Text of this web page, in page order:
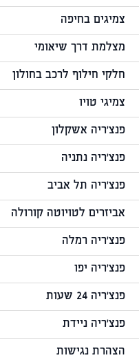
צמיגים בחיפה
מצלמת דרך שיאומי
חלקי חילוף לרכב בחולון
צמיגי טויו
פנצ'ריה אשקלון
פנצ'ריה נתניה
פנצ'ריה תל אביב
אביזרים לטויוטה קורולה
פנצ'ריה רמלה
פנצ'ריה יפו
פנצ'ריה 24 שעות
פנצ'ריה ניידת
הצהרת נגישות